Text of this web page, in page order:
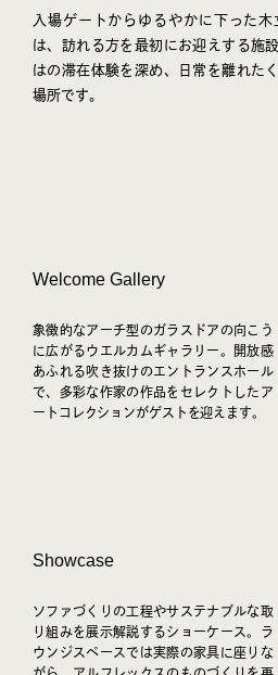
入場ゲートからゆるやかに下った
は、訪れる方を最初にお迎えする施
はの滞在体験を深め、日常を離れた
場所です。
Welcome Gallery
象徴的なアーチ型のガラスドアの向こう
に広がるウエルカムギャラリー。開放感
あふれる吹き抜けのエントランスホール
で、多彩な作家の作品をセレクトしたア
ートコレクションがゲストを迎えます。
Showcase
ソファづくりの工程やサステナブルな取
り組みを展示解説するショーケース。ラ
ウンジスペースでは実際の家具に座りな
がら、アルフレックスのものづくりを再